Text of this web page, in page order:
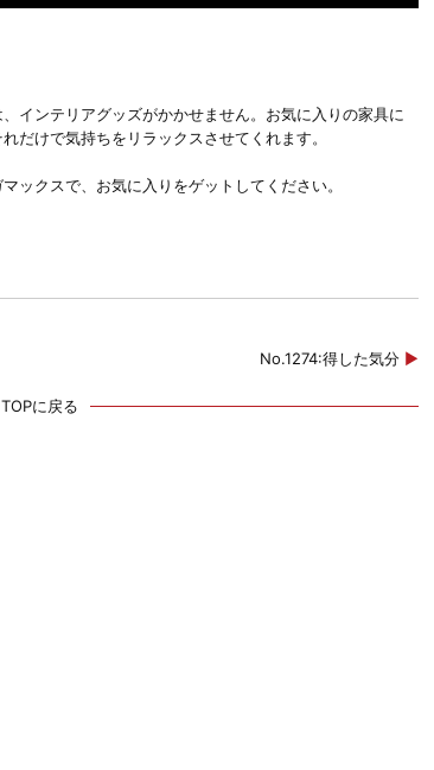
インテリアグッズがかかせません。お気に入りの家具に
だけで気持ちをリラックスさせてくれます。
ックスで、お気に入りをゲットしてください。
No.1274:得した気分 ▶
に戻る